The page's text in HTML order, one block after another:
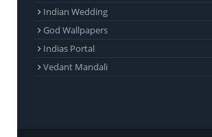
Indian Wedding
God Wallpapers
Indias Portal
Vedant Mandali